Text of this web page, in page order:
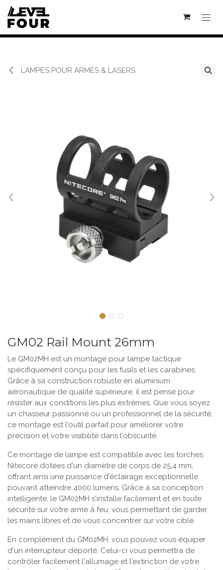
Se rendre au contenu
LAMPES POUR ARMES & LASERS
GM02 Rail Mount 26mm
Le GM02MH est un montage pour lampe tactique
spécifiquement conçu pour les fusils et les carabines.
Grâce à sa construction robuste en aluminium
aéronautique de qualité supérieure, il est pensé pour
résister aux conditions les plus extrêmes. Que vous soyez
un chasseur passionné ou un professionnel de la sécurité,
ce montage est l'outil parfait pour améliorer votre
précision et votre visibilité dans l'obscurité.
Ce montage de lampe est compatible avec les torches
Nitecore dotées d'un diamètre de corps de 25,4 mm,
offrant ainsi une puissance d'éclairage exceptionnelle
pouvant atteindre 4000 lumens. Grâce à sa conception
intelligente, le GM02MH s'installe facilement et en toute
sécurité sur votre arme à feu, vous permettant de garder
les mains libres et de vous concentrer sur votre cible.
En complément du GM02MH, vous pouvez vous équiper
d'un interrupteur déporté. Celui-ci vous permettra de
contrôler facilement l'allumage et l'extinction de votre